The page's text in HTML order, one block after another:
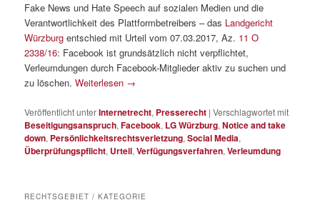
Fake News und Hate Speech auf sozialen Medien und die
Verantwortlichkeit des Plattformbetreibers – das Landgericht
Würzburg entschied mit Urteil vom 07.03.2017, Az. 11 O
2338/16: Facebook ist grundsätzlich nicht verpflichtet,
Verleumdungen durch Facebook-Mitglieder aktiv zu suchen und
zu löschen.Weiterlesen →
Veröffentlicht unterInternetrecht, Presserecht |Verschlagwortet mit
Beseitigungsanspruch,Facebook, LG Würzburg,Notice and take
down, Persönlichkeitsrechtsverletzung,Social Media,
Überprüfungspflicht, Urteil,Verfügungsverfahren,Verleumdung
RECHTSGEBIET / KATEGORIE